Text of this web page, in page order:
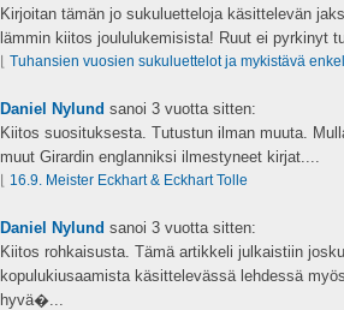
Kirjoitan tämän jo sukuluetteloja käsittelevän
lämmin kiitos joululukemisista! Ruut ei pyrkinyt
Tuhansien vuosien sukuluettelot ja mykistävä
Daniel Nylund sanoi 3 vuotta sitten:
Kiitos suosituksesta. Tutustun ilman muuta.
muut Girardin englanniksi ilmestyneet kirjat....
16.9. Meister Eckhart & Eckhart Tolle
Daniel Nylund sanoi 3 vuotta sitten:
Kiitos rohkaisusta. Tämä artikkeli julkaistiin
kopulukiusaamista käsittelevässä lehdessä
hyvä�...